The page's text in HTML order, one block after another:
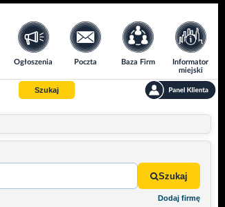
Ogłoszenia Poczta Baza Firm
Informator
miejski
Szukaj
Szukaj
Dodaj firmę